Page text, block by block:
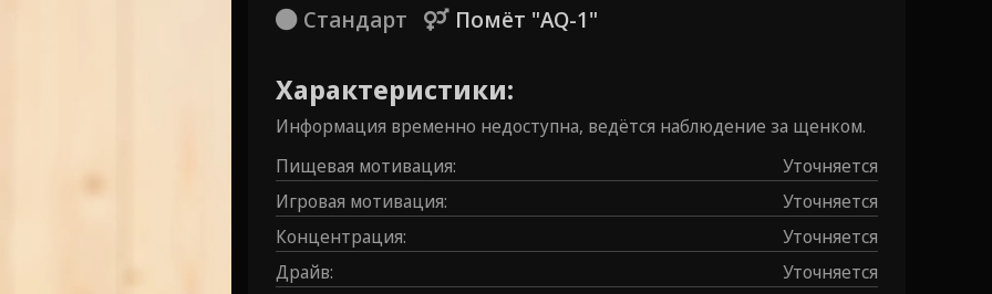
Стандарт
Помёт "AQ-1"
Характеристики:
Информация временно недоступна, ведётся наблюдение за щенком.
Пищевая мотивация:
Уточняется
Игровая мотивация:
Уточняется
Концентрация:
Уточняется
Драйв:
Уточняется